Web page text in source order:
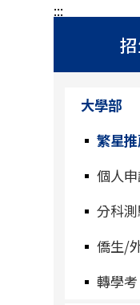
:::
大學部
繁星
個人
分科
僑生/
轉學考